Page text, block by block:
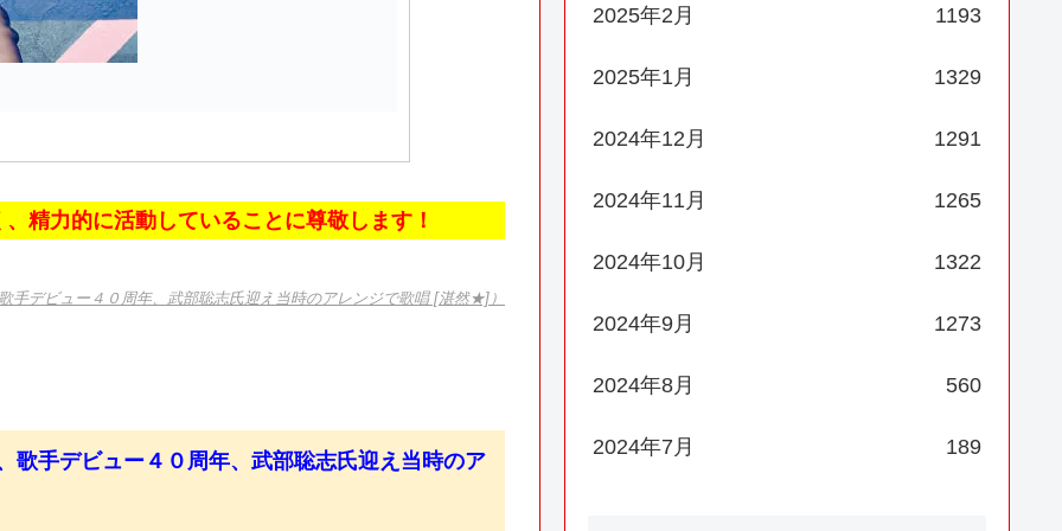
精力的に活動していることに尊敬します！
デビュー４０周年、武部聡志氏迎え当時のアレンジで歌唱 [湛然★]）
手デビュー４０周年、武部聡志氏迎え当時のア
2025年2月 1193
2025年1月 1329
2024年12月 1291
2024年11月 1265
2024年10月 1322
2024年9月 1273
2024年8月 560
2024年7月 189